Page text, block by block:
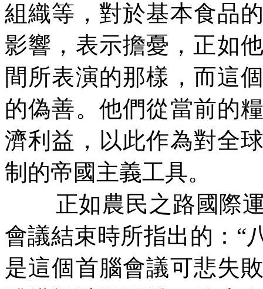
組織等，對於基本食品
影響，表示擔憂，正如
間所表演的那樣，而這
的偽善。他們從當前的
濟利益，以此作為對全
制的帝國主義工具。
正如農民之路國際
會議結束時所指出的：“
是這個首腦會議可悲失